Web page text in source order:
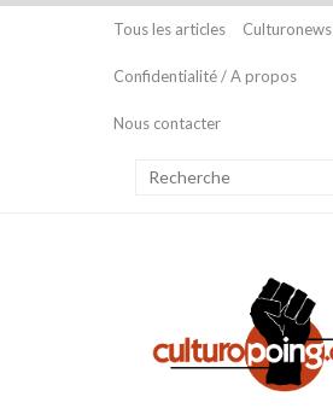
Tous les articles Culturonews
Confidentialité / A propos
Nous contacter